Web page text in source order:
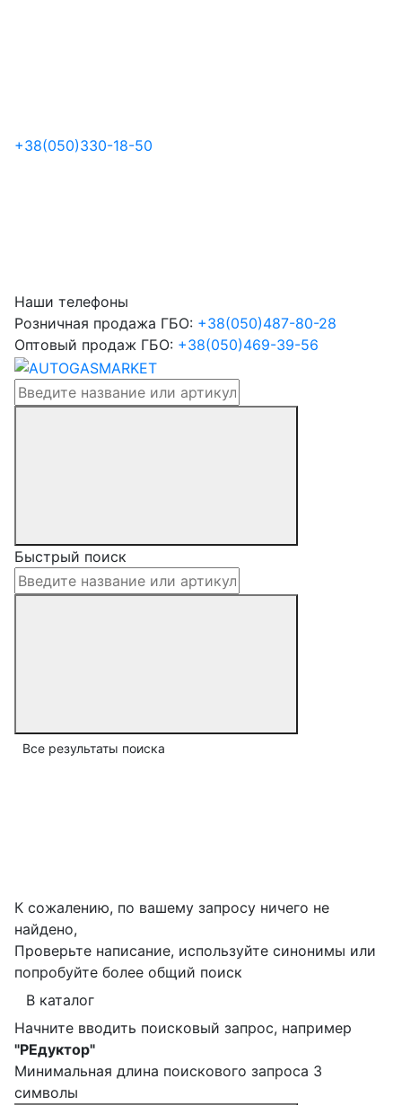
+38(050)330-18-50
Наши телефоны
Розничная продажа ГБО: +38(050)487-80-28
Оптовый продаж ГБО: +38(050)469-39-56
Быстрый поиск
Все результаты поиска
К сожалению, по вашему запросу ничего не
найдено,
Проверьте написание, используйте синонимы или
попробуйте более общий поиск
В каталог
Начните вводить поисковый запрос, например
"РЕдуктор"
Минимальная длина поискового запроса 3
символы